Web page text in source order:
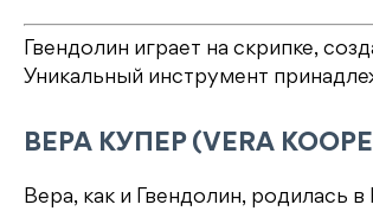
Гвендолин играет на скрипке,
Уникальный инструмент
ВЕРА КУПЕР (VERA
Вера, как и Гвендолин, родилась